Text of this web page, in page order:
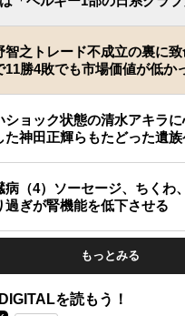
智之トレード不成立の裏に
11勝4敗でも市場価値が低か
ショック状態の清水アキラ
た神田正輝らもたどった遺
病（4）ソーセージ、ちくわ
過ぎが腎機能を低下させる
もっとみる
を読もう！